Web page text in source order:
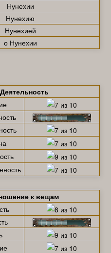
Нунехии
Нунехию
Нунехией
о Нунехии
Деятельность
к вещам